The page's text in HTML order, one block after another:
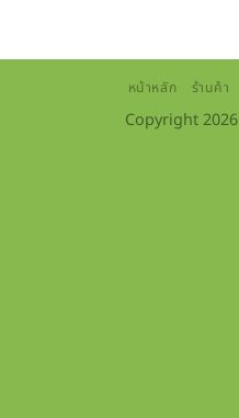
หน้าหลัก ร้านค้า
Copyright